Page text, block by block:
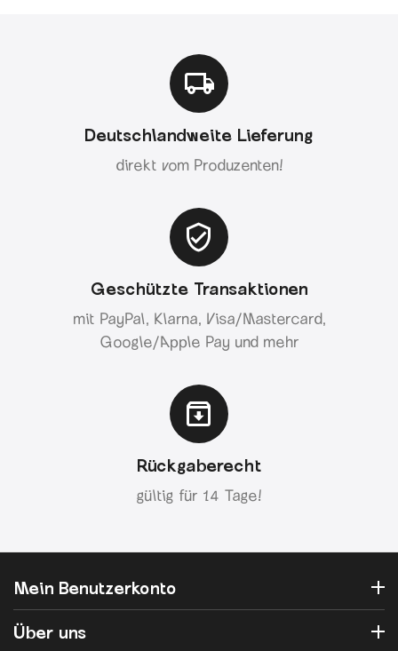
Deutschlandweite Lieferung
direkt vom Produzenten!
Geschützte Transaktionen
mit PayPal, Klarna, Visa/Mastercard,
Google/Apple Pay und mehr
Rückgaberecht
gültig für 14 Tage!
Mein Benutzerkonto
Über uns